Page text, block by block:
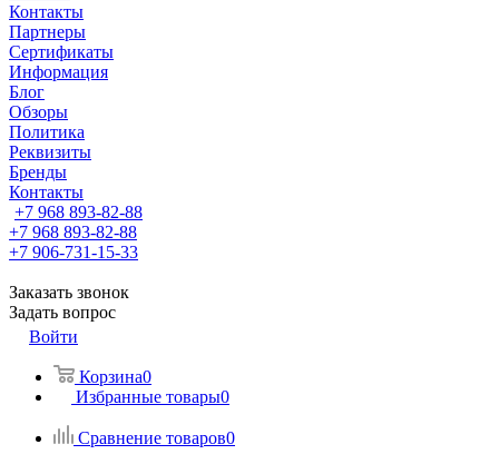
Контакты
Партнеры
Сертификаты
Информация
Блог
Обзоры
Политика
Реквизиты
Бренды
Контакты
+7 968 893-82-88
+7 968 893-82-88
+7 906-731-15-33
Заказать звонок
Задать вопрос
Войти
Корзина0
Избранные товары0
Сравнение товаров0